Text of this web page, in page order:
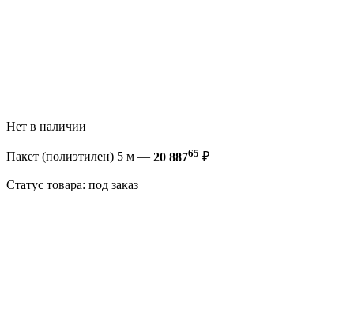
Нет в наличии
Пакет (полиэтилен) 5 м — 20 88765 ₽
Статус товара: под заказ